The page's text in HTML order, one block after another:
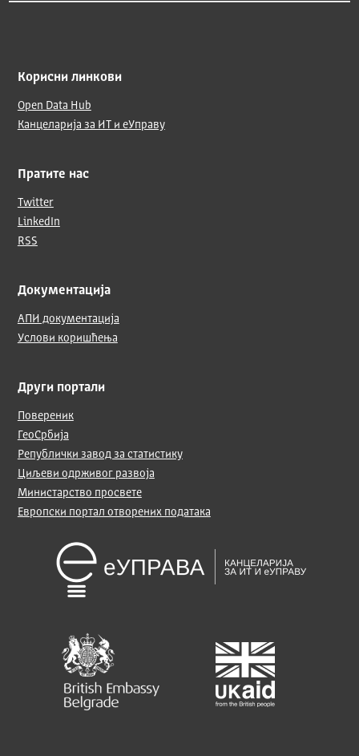
Корисни линкови
Open Data Hub
Канцеларија за ИТ и еУправу
Пратите нас
Twitter
LinkedIn
RSS
Документација
АПИ документација
Услови коришћења
Други портали
Повереник
ГеоСрбија
Републички завод за статистику
Циљеви одрживог развоја
Министарство просвете
Европски портал отворених података